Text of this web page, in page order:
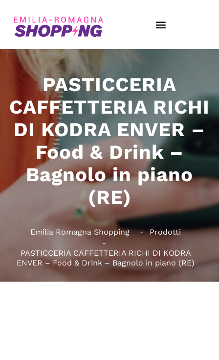
PASTICCERIA
CAFFETTERIA RICHI
DI KODRA ENVER –
Food & Drink –
Bagnolo in piano
(RE)
Emilia Romagna Shopping Prodotti
PASTICCERIA CAFFETTERIA RICHI DI KODRA
ENVER – Food & Drink – Bagnolo in piano (RE)